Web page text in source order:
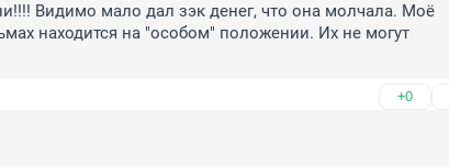
Видимо мало дал зэк денег, что она молчала. Моё
находится на "особом" положении. Их не могут
+0